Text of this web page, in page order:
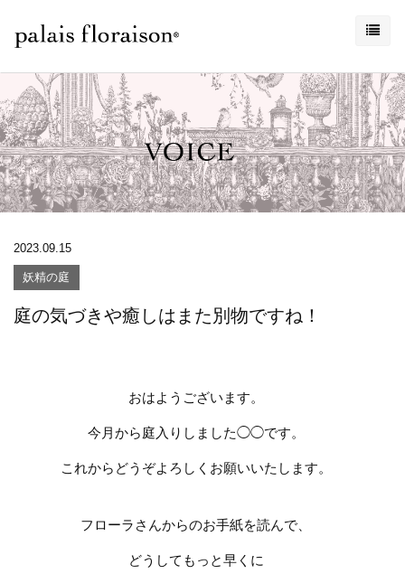
2023.09.15
妖精の庭
庭の気づきや癒しはまた別物ですね！
おはようございます。
今月から庭入りしました◯◯です。
これからどうぞよろしくお願いいたします。
フローラさんからのお手紙を読んで、
どうしてもっと早くに